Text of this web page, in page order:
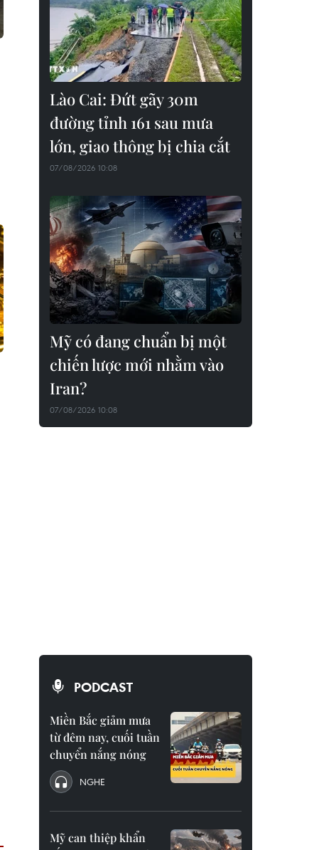
Lào Cai: Đứt gãy 30m
đường tỉnh 161 sau mưa
lớn, giao thông bị chia cắt
07/08/2026 10:08
Mỹ có đang chuẩn bị một
chiến lược mới nhằm vào
Iran?
07/08/2026 10:08
PODCAST
Miền Bắc giảm mưa
từ đêm nay, cuối tuần
chuyển nắng nóng
NGHE
Mỹ can thiệp khẩn